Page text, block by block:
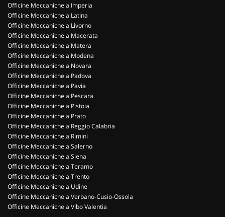
Officine Meccaniche a Imperia
Officine Meccaniche a Latina
Officine Meccaniche a Livorno
Officine Meccaniche a Macerata
Officine Meccaniche a Matera
Officine Meccaniche a Modena
Officine Meccaniche a Novara
Officine Meccaniche a Padova
Officine Meccaniche a Pavia
Officine Meccaniche a Pescara
Officine Meccaniche a Pistoia
Officine Meccaniche a Prato
Officine Meccaniche a Reggio Calabria
Officine Meccaniche a Rimini
Officine Meccaniche a Salerno
Officine Meccaniche a Siena
Officine Meccaniche a Teramo
Officine Meccaniche a Trento
Officine Meccaniche a Udine
Officine Meccaniche a Verbano-Cusio-Ossola
Officine Meccaniche a Vibo Valentia